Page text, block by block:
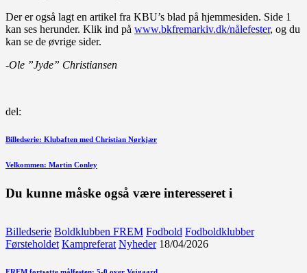
Der er også lagt en artikel fra KBU’s blad på hjemmesiden. Side 1
kan ses herunder. Klik ind på www.bkfremarkiv.dk/nålefester, og du
kan se de øvrige sider.
-Ole ”Jyde” Christiansen
del:
Indlægsnavigation
Forrige
Billedserie: Klubaften med Christian Nørkjær
Næste
Velkommen: Martin Conley
Du kunne måske også være interesseret i
Billedserie Boldklubben FREM Fodbold Fodboldklubber
Førsteholdet Kampreferat Nyheder 18/04/2026